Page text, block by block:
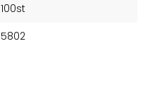
100st
5802